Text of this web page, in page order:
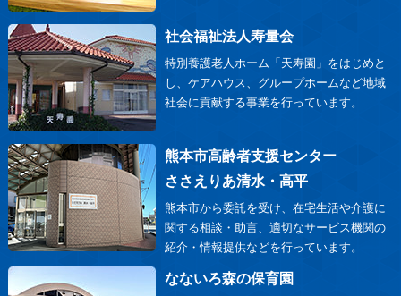
社会福祉法人寿量会
特別養護老人ホーム「天寿園」をはじめと
し、ケアハウス、グループホームなど地域
社会に貢献する事業を行っています。
熊本市高齢者支援センター
ささえりあ清水・高平
熊本市から委託を受け、在宅生活や介護に
関する相談・助言、適切なサービス機関の
紹介・情報提供などを行っています。
なないろ森の保育園